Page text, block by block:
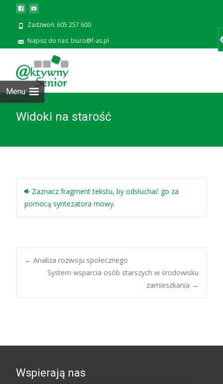
Zadzwoń: 605 257 600
Napisz do nas: biuro@f-as.pl
Menu
Widoki na starość
Zaznacz fragment tekstu, by odsłuchać go za
pomocą syntezatora mowy.
Nawigacja
← Analiza rozwoju społecznego
System wsparcia osób starszych w środowisku
zamieszkania →
Wspierają nas